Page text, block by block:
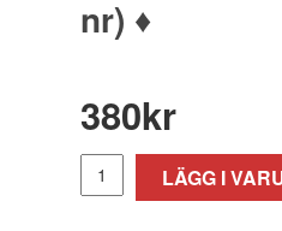
nr) ♦
380kr
LÄGG I